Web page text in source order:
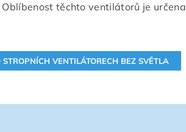
těchto ventilátorů je